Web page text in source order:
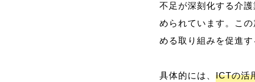
不足が深刻化する介
められています。こ
める取り組みを促進す
具体的には、 ICTの活